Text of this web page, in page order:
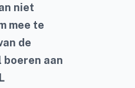
niet
mee te
de
boeren aan